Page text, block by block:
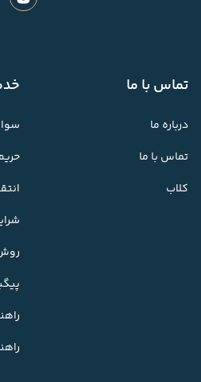
تماس با ما
درباره ما
تماس با ما
کلاب